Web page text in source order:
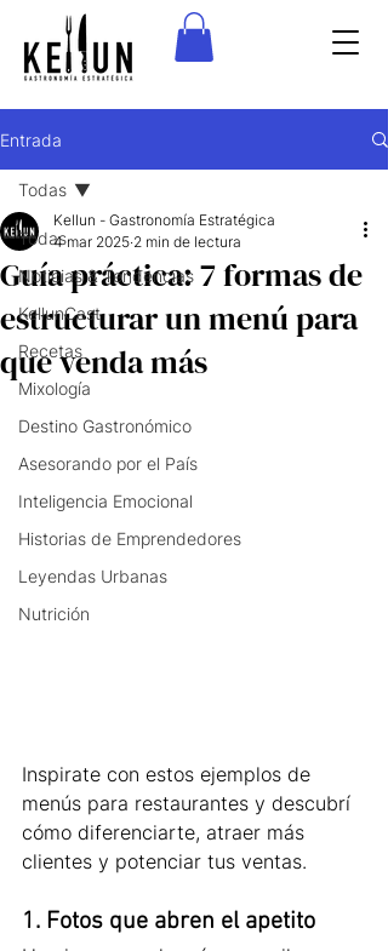
Entrada
Todas
Noticias & Tendencias
KellunCast
Recetas
Mixología
Destino Gastronómico
Asesorando por el País
Inteligencia Emocional
Historias de Emprendedores
Leyendas Urbanas
Nutrición
Todas
Guía práctica: 7 formas de
estructurar un menú para
que venda más
Kellun - Gastronomía Estratégica
4 mar 2025 2 min de lectura
Inspirate con estos ejemplos de
menús para restaurantes y descubrí
cómo diferenciarte, atraer más
clientes y potenciar tus ventas.
1. Fotos que abren el apetito